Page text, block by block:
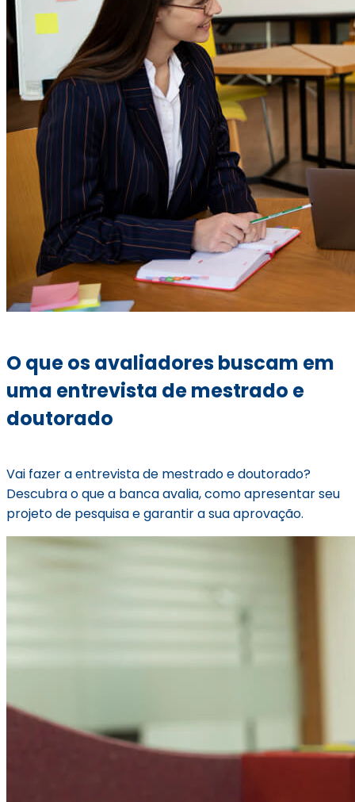
O que os avaliadores buscam em
uma entrevista de mestrado e
doutorado
Vai fazer a entrevista de mestrado e doutorado?
Descubra o que a banca avalia, como apresentar seu
projeto de pesquisa e garantir a sua aprovação.